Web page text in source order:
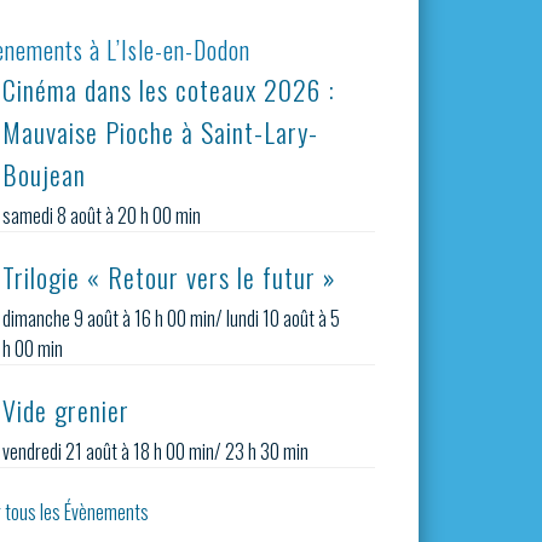
à L’Isle-en-Dodon
Cinéma dans les coteaux 2026 :
Mauvaise Pioche à Saint-Lary-
Boujean
samedi 8 août à 20 h 00 min
Trilogie « Retour vers le futur »
dimanche 9 août à 16 h 00 min/lundi 10 août à 5
h 00 min
Vide grenier
vendredi 21 août à 18 h 00 min/23 h 30 min
les Évènements